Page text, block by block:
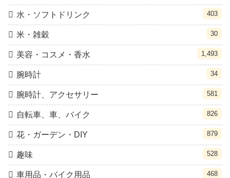
水・ソフトドリンク 403
米・雑穀 30
美容・コスメ・香水 1,493
腕時計 34
腕時計、アクセサリー 581
自転車、車、バイク 826
花・ガーデン・DIY 879
趣味 528
車用品・バイク用品 468